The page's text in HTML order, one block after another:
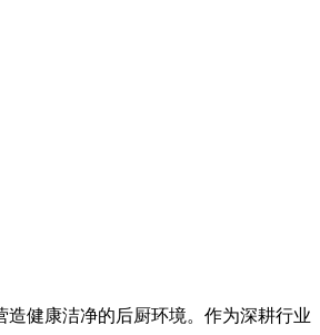
健康洁净的后厨环境。作为深耕行业